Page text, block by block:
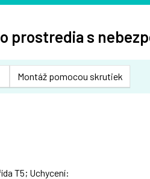
prostredia s
Montáž pomocou skrutiek
T5; Uchycení: